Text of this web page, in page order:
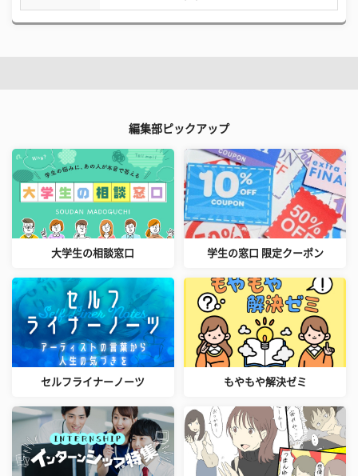
編集部ピックアップ
大学生の相談窓口 学生の窓口 限定クーポン
セルフライナーノーツ もやもや解決ゼミ